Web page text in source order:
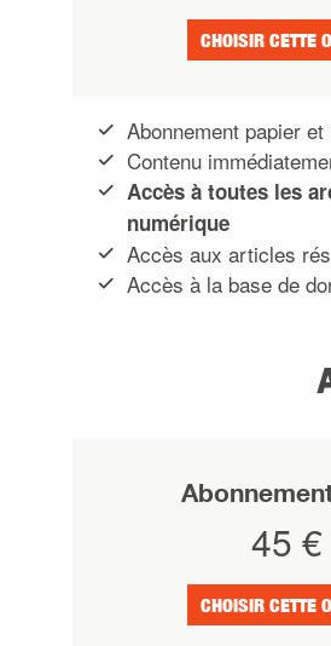
CHOISIR CETTE
Abonnement papier
Contenu
Accès à toutes les
numérique
Accès aux articles
Accès à la base de
45 €
CHOISIR CETTE